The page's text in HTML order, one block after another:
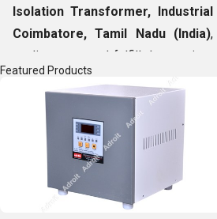
Isolation Transformer,
Coimbatore, Tamil Nadu (India),
quality range and fulfill the
clients across India and overseas.
the year 1994, we have been
catering to their needs in the best
patrons only trust us as their
well as happily recommend our
is to expand our clientele more and
of customers as a reliable source.
Featured Products